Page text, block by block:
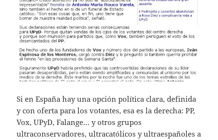
Si en España hay una opción política clara, definida
y con oferta para los votantes, esa es la derecha: PP,
Vox, UPyD, Falange… y otros grupos
ultraconservadores, ultracatólicos y ultraespañoles a